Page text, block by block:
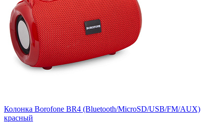
Колонка Borofone BR4 (Bluetooth/MicroSD/USB/FM/AUX)
красный